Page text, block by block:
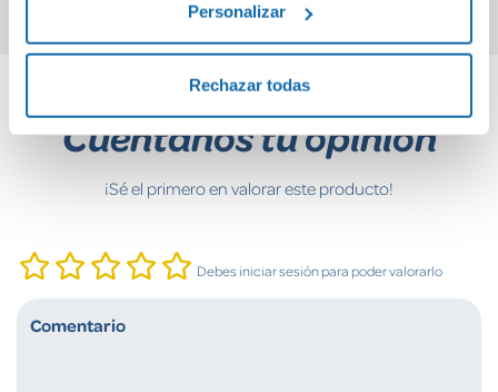
Personalizar
Rechazar todas
Cuéntanos tu opinión
¡Sé el primero en valorar este producto!
Debes iniciar sesión para poder valorarlo